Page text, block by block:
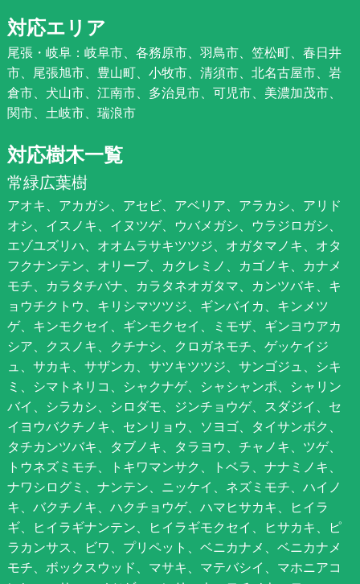
対応エリア
尾張・岐阜：岐阜市、各務原市、羽鳥市、笠松町、春日井
市、尾張旭市、豊山町、小牧市、清須市、北名古屋市、岩
倉市、犬山市、江南市、多治見市、可児市、美濃加茂市、
関市、土岐市、瑞浪市
対応樹木一覧
常緑広葉樹
アオキ、アカガシ、アセビ、アベリア、アラカシ、アリド
オシ、イスノキ、イヌツゲ、ウバメガシ、ウラジロガシ、
エゾユズリハ、オオムラサキツツジ、オガタマノキ、オタ
フクナンテン、オリーブ、カクレミノ、カゴノキ、カナメ
モチ、カラタチバナ、カラタネオガタマ、カンツバキ、キ
ョウチクトウ、キリシマツツジ、ギンバイカ、キンメツ
ゲ、キンモクセイ、ギンモクセイ、ミモザ、ギンヨウアカ
シア、クスノキ、クチナシ、クロガネモチ、ゲッケイジ
ュ、サカキ、サザンカ、サツキツツジ、サンゴジュ、シキ
ミ、シマトネリコ、シャクナゲ、シャシャンポ、シャリン
バイ、シラカシ、シロダモ、ジンチョウゲ、スダジイ、セ
イヨウバクチノキ、センリョウ、ソヨゴ、タイサンボク、
タチカンツバキ、タブノキ、タラヨウ、チャノキ、ツゲ、
トウネズミモチ、トキワマンサク、トベラ、ナナミノキ、
ナワシログミ、ナンテン、ニッケイ、ネズミモチ、ハイノ
キ、バクチノキ、ハクチョウゲ、ハマヒサカキ、ヒイラ
ギ、ヒイラギナンテン、ヒイラギモクセイ、ヒサカキ、ピ
ラカンサス、ビワ、プリペット、ベニカナメ、ベニカナメ
モチ、ボックスウッド、マサキ、マテバシイ、マホニアコ